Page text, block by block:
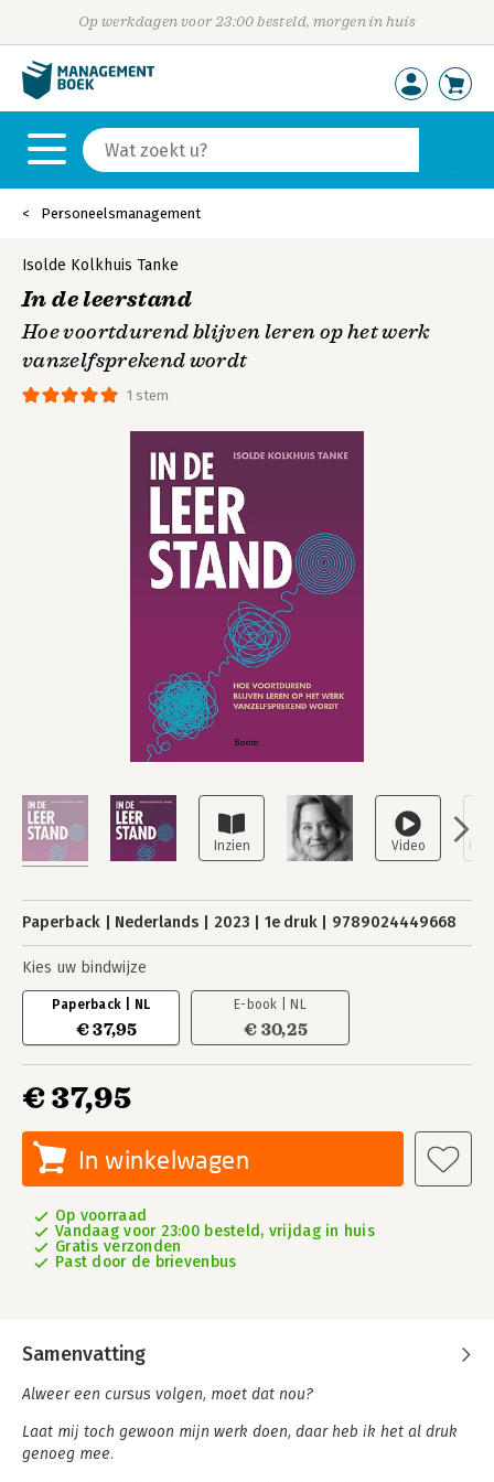
Op werkdagen voor 23:00 besteld, morgen in huis
Personeelsmanagement
1 stem
Isolde Kolkhuis Tanke
In de leerstand
Hoe voortdurend blijven leren op het werk
vanzelfsprekend wordt
Paperback Nederlands 2023 1e druk 9789024449668
Kies uw bindwijze
Paperback | NL
€ 37,95
E-book | NL
€ 30,25
€ 37,95
In winkelwagen
Op voorraad
Vandaag voor 23:00 besteld, vrijdag in huis
Gratis verzonden
Past door de brievenbus
Samenvatting
Alweer een cursus volgen, moet dat nou?
Laat mij toch gewoon mijn werk doen, daar heb ik het al druk
genoeg mee.